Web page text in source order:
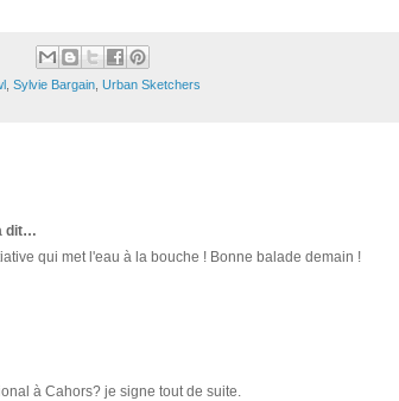
Sylvie Bargain Urban Sketchers
dit…
qui met l'eau à la bouche ! Bonne balade demain !
à Cahors? je signe tout de suite.